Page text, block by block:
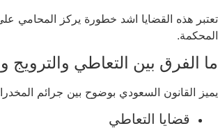
تعتبر هذه القضايا اشد خطورة يركز المحامي
المحكمة.
ما الفرق بين التعاطي
يميز القانون السعودي بوضوح بين جرائم
قضايا التعاطي